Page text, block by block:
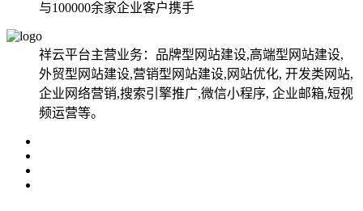
与100000余家企业客户携手
祥云平台主营业务：品牌型网站建设,高端型网站建设,
外贸型网站建设,营销型网站建设,网站优化, 开发类网站,
企业网络营销,搜索引擎推广,微信小程序, 企业邮箱,短视
频运营等。